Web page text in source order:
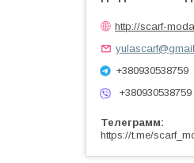
http://scarf-
+380930538759
+380930538759
Телеграмм
https://t.me/